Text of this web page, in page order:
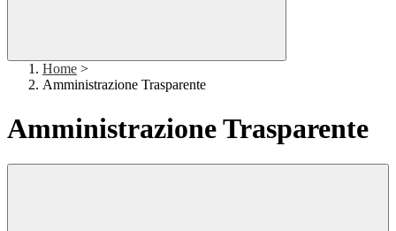
Home >
Amministrazione Trasparente
Amministrazione Trasparente